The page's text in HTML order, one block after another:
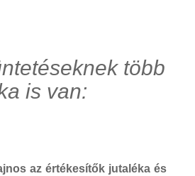
több
is van:
az értékesítők jutaléka és